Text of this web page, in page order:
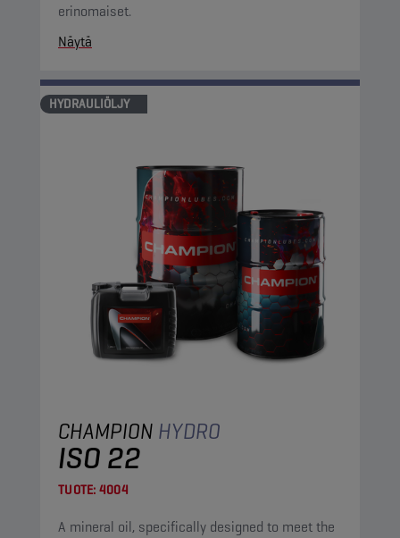
erinomaiset.
Näytä
HYDRAULIÖLJY
CHAMPION HYDRO
ISO 22
TUOTE: 4004
A mineral oil, specifically designed to meet the